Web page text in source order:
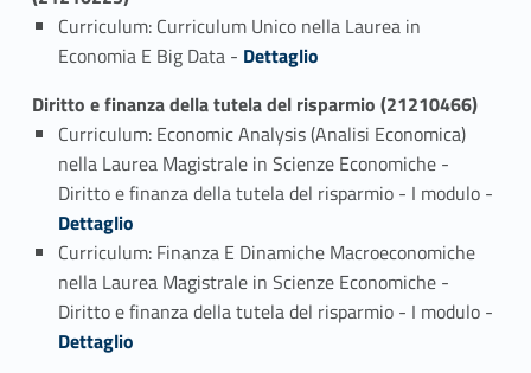
Curriculum: Curriculum Unico nella Laurea in
Economia E Big Data - Link identifier #identifier_person_22800-1
Dettaglio
Diritto e finanza della tutela del risparmio (21210466)
Curriculum: Economic Analysis (Analisi Economica)
nella Laurea Magistrale in Scienze Economiche -
Diritto e finanza della tutela del risparmio - I modulo -
Dettaglio
Curriculum: Finanza E Dinamiche Macroeconomiche
nella Laurea Magistrale in Scienze Economiche -
Diritto e finanza della tutela del risparmio - I modulo -
Dettaglio